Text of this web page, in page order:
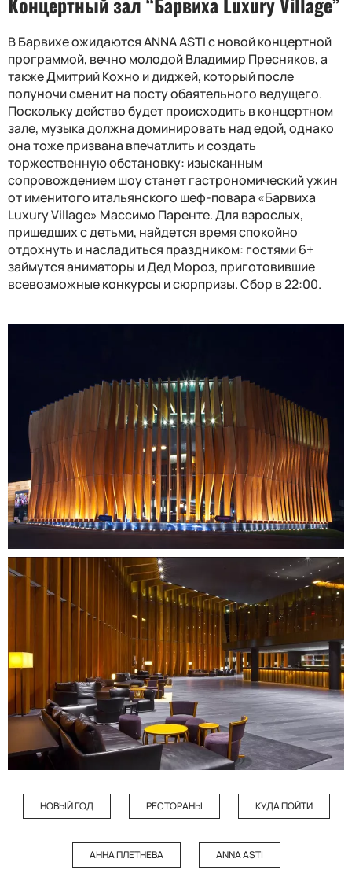
В Барвихе ожидаютсяANNA ASTIс новой концертной
программой, вечно молодой Владимир Пресняков, а
также Дмитрий Кохно и диджей, который после
полуночи сменит на посту обаятельного ведущего.
Поскольку действо будет происходить в концертном
зале, музыка должна доминировать над едой, однако
она тоже призвана впечатлить и создать
торжественную обстановку: изысканным
сопровождением шоу станет гастрономический ужин
от именитого итальянского шеф-повара «Барвиха
Luxury Villagе» Массимо Паренте. Для взрослых,
пришедших с детьми, найдется время спокойно
отдохнуть и насладиться праздником: гостями 6+
займутся аниматоры и Дед Мороз, приготовившие
всевозможные конкурсы и сюрпризы. Сбор в 22:00.
НОВЫЙ ГОД РЕСТОРАНЫ КУДА ПОЙТИ
АННА ПЛЕТНЕВА ANNA ASTI